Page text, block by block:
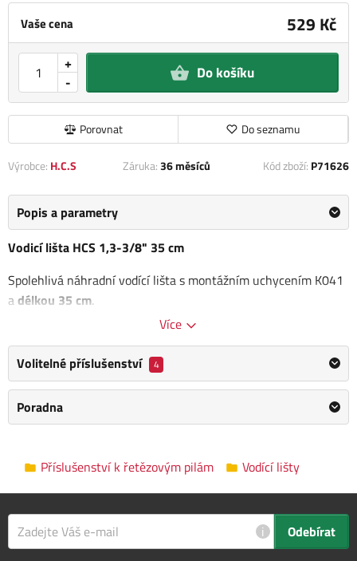
Vaše cena 529 Kč
-
+ Do košíku
Porovnat Do seznamu
Výrobce: H.C.S Záruka:36 měsíců Kód zboží: P71626
Popis a parametry
Vodicí lišta HCS 1,3-3/8" 35 cm
Spolehlivá náhradní vodící lišta s montážním uchycením K041
adélkou 35 cm.
Výrobce
Hmotnost
Rozteč řetězu
3/8"
Délka vodící lišty
Více
Volitelné příslušenství 4
Poradna
Příslušenství k řetězovým pilám Vodící lišty
i Odebírat